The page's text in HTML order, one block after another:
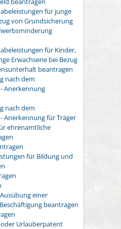
für junge
von Grundsicherung
für Kinder,
Erwachsene bei Bezug
beantragen
nach dem
Anerkennung
nach dem
Anerkennung für Träger
ehrenamtliche
für Bildung und
einer
beantragen
oder Urlauberpatent